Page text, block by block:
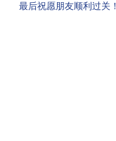
最后祝愿朋友顺利过关！